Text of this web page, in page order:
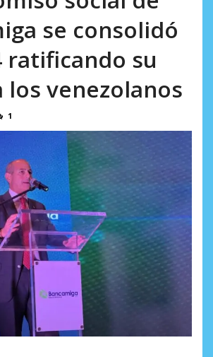
se consolidó
ratificando su
los venezolanos
1